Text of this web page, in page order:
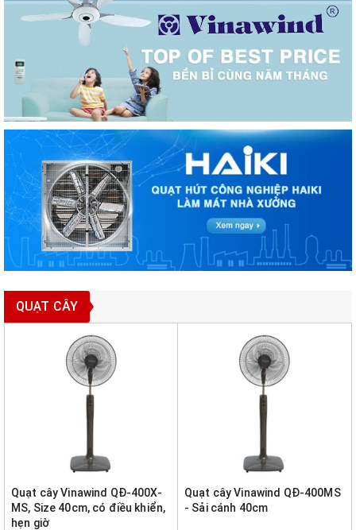
QUẠT CÂY
Quạt cây Vinawind QĐ-400X-
MS, Size 40cm, có điều khiển,
hẹn giờ
Quạt cây Vinawind QĐ-400MS
- Sải cánh 40cm